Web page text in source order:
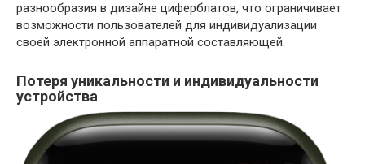
разнообразия в дизайне циферблатов, что ограничивает
возможности пользователей для индивидуализации
своей электронной аппаратной составляющей.
Потеря уникальности и индивидуальности
устройства